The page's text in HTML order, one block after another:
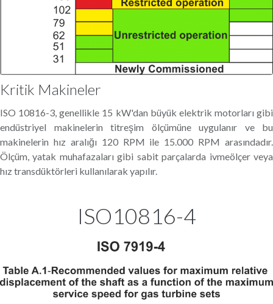
Kritik Makineler
ISO 10816-3, genellikle 15 kW'dan büyük elektrik motorları gibi
endüstriyel makinelerin titreşim ölçümüne uygulanır ve bu
makinelerin hız aralığı 120 RPM ile 15.000 RPM arasındadır.
Ölçüm, yatak muhafazaları gibi sabit parçalarda ivmeölçer veya
hız transdüktörleri kullanılarak yapılır.
ISO10816-4